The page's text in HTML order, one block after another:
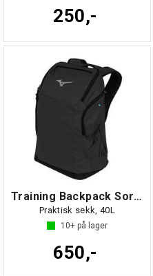
250,-
Training Backpack Sort NS
Praktisk sekk, 40L
10+ på lager
650,-